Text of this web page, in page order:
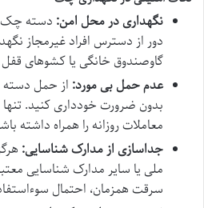
نگهداری در محل امن: دسته چک
دور از دسترس افراد غیرمجاز
گاوصندوق خانگی یا کشوهای
عدم حمل بی مورد: از حمل
بدون ضرورت خودداری کنید. تنها
معاملات روزانه را همراه داشته
جداسازی از مدارک شناسایی:
ملی یا سایر مدارک شناسایی
سرقت همزمان، احتمال